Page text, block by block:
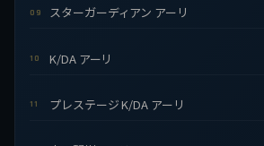
09 スターガーディアン アーリ
10 K/DA アーリ
11 プレステージ K/DA アーリ